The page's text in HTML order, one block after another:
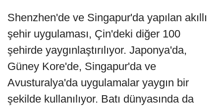
Shenzhen'de ve Singapur'da yapılan akıllı
şehir uygulaması, Çin'deki diğer 100
şehirde yaygınlaştırılıyor. Japonya'da,
Güney Kore'de, Singapur'da ve
Avusturalya'da uygulamalar yaygın bir
şekilde kullanılıyor. Batı dünyasında da